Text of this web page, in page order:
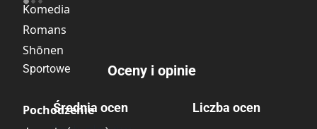
Komedia
Romans
Shōnen
Sportowe
Pochodzenie
Oceny i opinie
Średnia ocen Liczba ocen